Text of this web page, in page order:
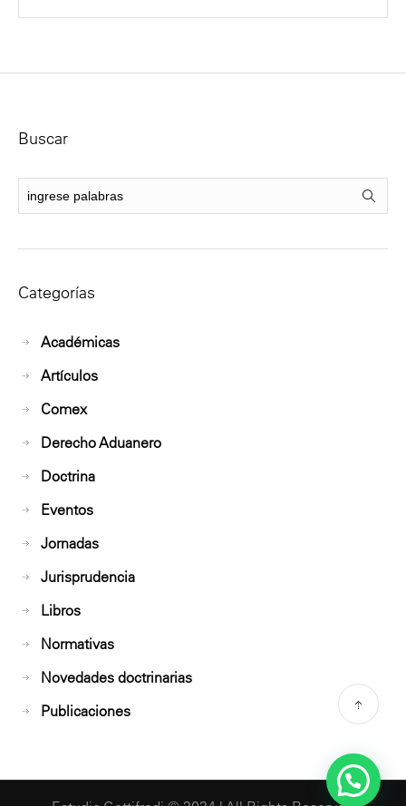
Buscar
Categorías
Académicas
Artículos
Comex
Derecho Aduanero
Doctrina
Eventos
Jornadas
Jurisprudencia
Libros
Normativas
Novedades doctrinarias
Publicaciones